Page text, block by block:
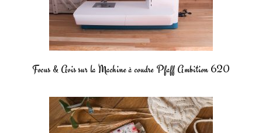
Focus & Avis sur la Machine à coudre Pfaff Ambition 620